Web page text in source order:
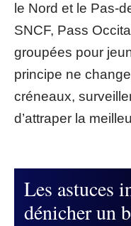
le Nord et le Pas-
SNCF, Pass
groupées pour
principe ne
créneaux,
d’attraper la
Les astuces
dénicher un